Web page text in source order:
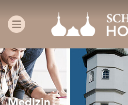
Medizin